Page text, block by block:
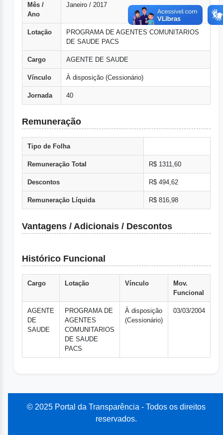
Mês /
Ano
Janeiro / 2017
Lotação
PROGRAMA DE AGENTES COMUNITARIOS
DE SAUDE PACS
Cargo AGENTE DE SAUDE
Vínculo À disposição (Cessionário)
Jornada 40
Remuneração
Tipo de Folha
Remuneração Total R$ 1311,60
Descontos R$ 494,62
Remuneração Líquida R$ 816,98
Vantagens / Adicionais / Descontos
Histórico Funcional
Cargo Lotação Vínculo
Mov.
Funcional
AGENTE
DE
SAUDE
PROGRAMA DE
AGENTES
COMUNITARIOS
DE SAUDE
PACS
À disposição
(Cessionário)
03/03/2004
© 2025 Portal da Transparência - Todos os direitos
reservados.